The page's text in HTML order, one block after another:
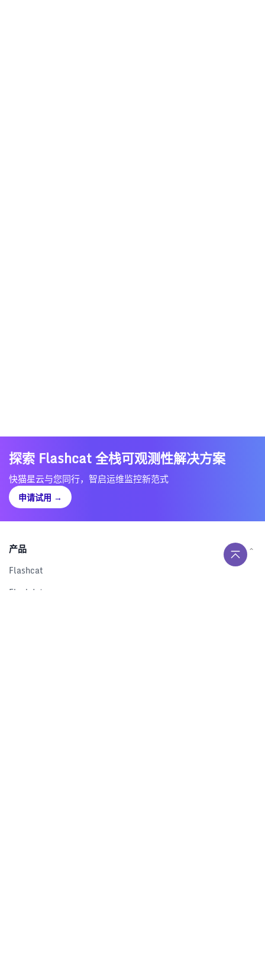
探索 Flashcat 全栈可观测性解决方案
快猫星云与您同行，智启运维监控新范式
申请试用 →
产品
Flashcat
Flashduty